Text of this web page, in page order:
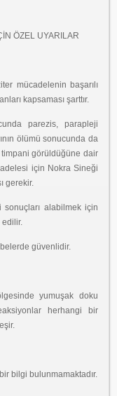
ÖZEL UYARILAR
mücadelenin başarılı
kapsaması şarttır.
parezis, parapleji
ölümü sonucunda da
görüldüğüne dair
için Nokra Sineği
gerekir.
alabilmek için
edilir.
güvenlidir.
yumuşak doku
herhangi bir
bilgi bulunmamaktadır.